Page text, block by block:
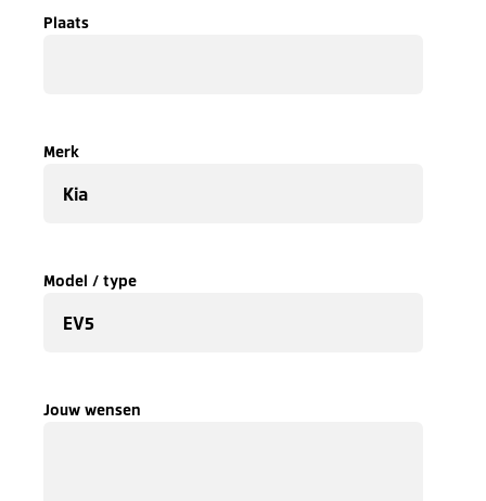
Plaats
Merk
Model / type
Jouw wensen